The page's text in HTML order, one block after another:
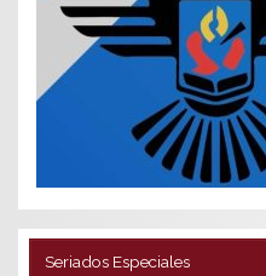
Seriados Especiales